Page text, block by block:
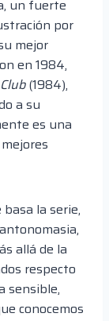
un fuerte
por
mejor
en 1984,
(1984),
a su
es una
la serie,
allá de la
respecto
sensible,
conocemos